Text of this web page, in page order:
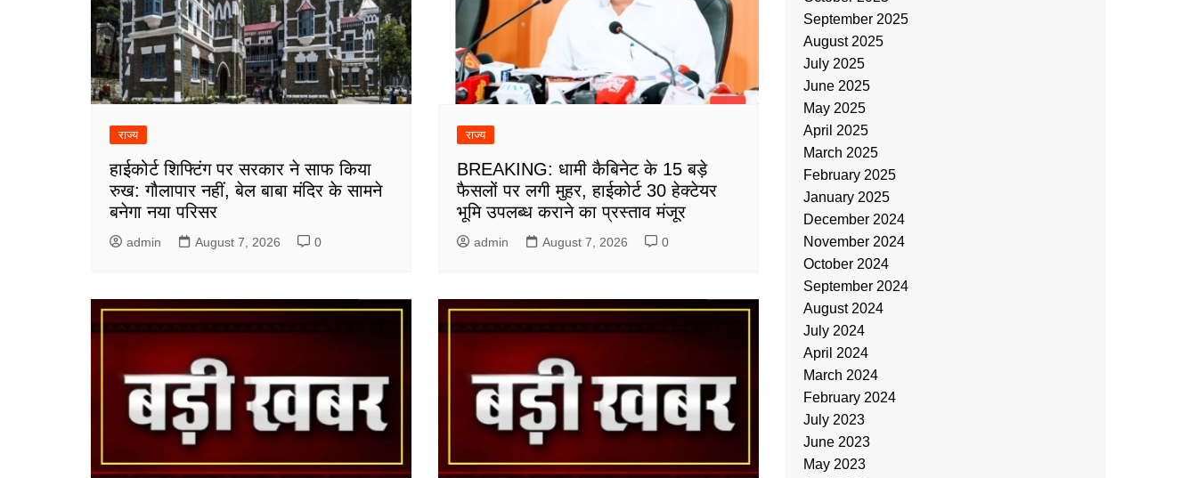
राज्य
हाईकोर्ट शिफ्टिंग पर सरकार ने साफ किया
रुख: गौलापार नहीं, बेल बाबा मंदिर के सामने
बनेगा नया परिसर
admin August 7, 2026 0
राज्य
BREAKING: धामी कैबिनेट के 15 बड़े
फैसलों पर लगी मुहर, हाईकोर्ट 30 हेक्टेयर
भूमि उपलब्ध कराने का प्रस्ताव मंजूर
admin August 7, 2026 0
September 2025
August 2025
July 2025
June 2025
May 2025
April 2025
March 2025
February 2025
January 2025
December 2024
November 2024
October 2024
September 2024
August 2024
July 2024
April 2024
March 2024
February 2024
July 2023
June 2023
May 2023